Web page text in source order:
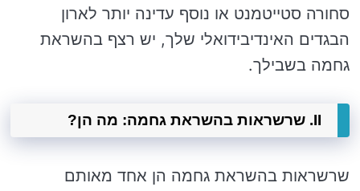
סחורה סטייטמנט או נוסף עדינה יותר לארון
הבגדים האינדיבידואלי שלך, יש רצף בהשראת
גחמה בשבילך.
II. שרשראות בהשראת גחמה: מה הן?
שרשראות בהשראת גחמה הן אחד מאותם